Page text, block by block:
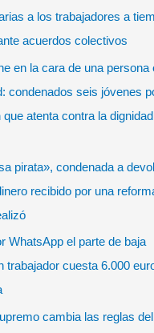
a los trabajadores a
acuerdos colectivos
en la cara de una persona
condenados seis jóvenes
que atenta contra la
pirata», condenada a
recibido por una
WhatsApp el parte de baja
trabajador cuesta 6.000
cambia las reglas del